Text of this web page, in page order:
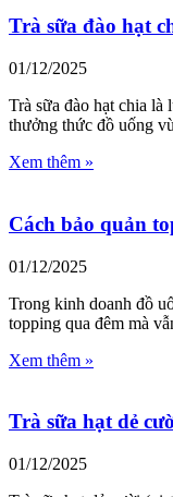
Trà sữa đào hạt
01/12/2025
Trà sữa đào hạt chia
thưởng thức đồ uống
Xem thêm »
Cách bảo quản
01/12/2025
Trong kinh doanh đồ
topping qua đêm mà
Xem thêm »
Trà sữa hạt dẻ
01/12/2025